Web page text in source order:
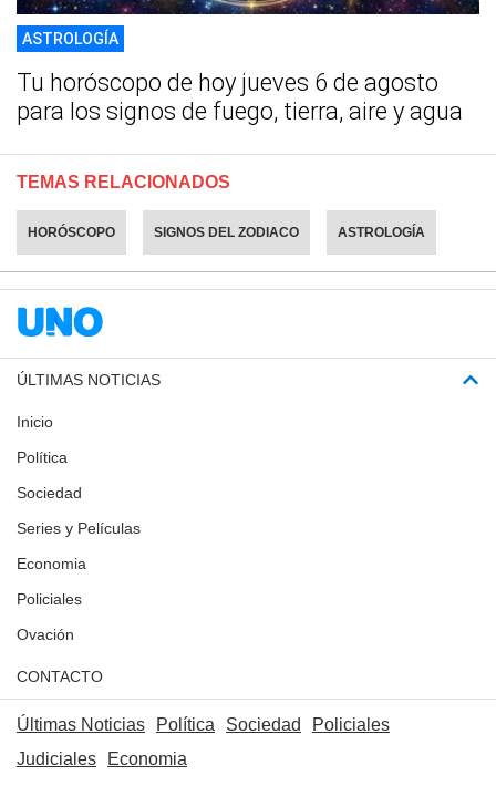
ASTROLOGÍA
Tu horóscopo de hoy jueves 6 de agosto
para los signos de fuego, tierra, aire y agua
TEMAS RELACIONADOS
HORÓSCOPO SIGNOS DEL ZODIACO ASTROLOGÍA
ÚLTIMAS NOTICIAS
Inicio
Política
Sociedad
Series y Películas
Economia
Policiales
Ovación
CONTACTO
Últimas Noticias Política Sociedad
Policiales
Judiciales
Economia